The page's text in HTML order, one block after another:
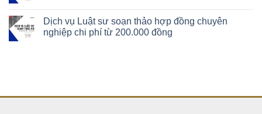
Dịch vụ Luật sư soạn thảo hợp đồng chuyên
nghiệp chi phí từ 200.000 đồng